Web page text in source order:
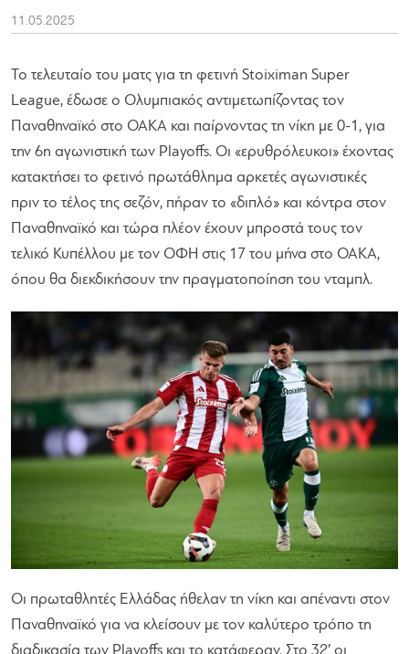
11.05.2025
Το τελευταίο του ματς για τη φετινή Stoiximan Super
League, έδωσε ο Ολυμπιακός αντιμετωπίζοντας τον
Παναθηναϊκό στο ΟΑΚΑ και παίρνοντας τη νίκη με 0-1, για
την 6η αγωνιστική των Playoffs. Οι «ερυθρόλευκοι» έχοντας
κατακτήσει το φετινό πρωτάθλημα αρκετές αγωνιστικές
πριν το τέλος της σεζόν, πήραν το «διπλό» και κόντρα στον
Παναθηναϊκό και τώρα πλέον έχουν μπροστά τους τον
τελικό Κυπέλλου με τον ΟΦΗ στις 17 του μήνα στο ΟΑΚΑ,
όπου θα διεκδικήσουν την πραγματοποίηση του νταμπλ.
Οι πρωταθλητές Ελλάδας ήθελαν τη νίκη και απέναντι στον
Παναθηναϊκό για να κλείσουν με τον καλύτερο τρόπο τη